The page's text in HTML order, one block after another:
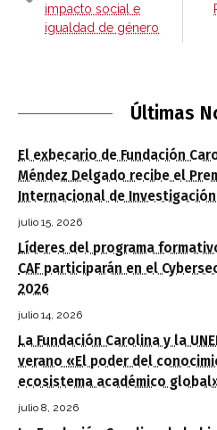
impacto social e
igualdad de género
Últimas
El exbecario de Fundación
Méndez Delgado recibe el
Internacional de
julio 15, 2026
Líderes del programa
CAF participarán en el
2026
julio 14, 2026
La Fundación Carolina y la
verano «El poder del
ecosistema académico
julio 8, 2026